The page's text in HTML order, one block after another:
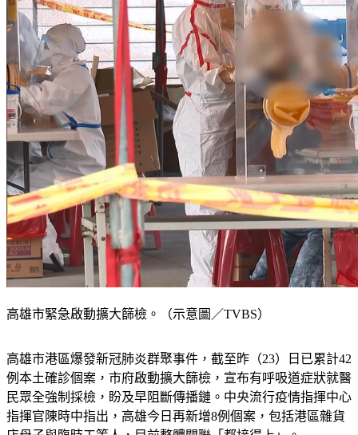
例本土確診個案，市府啟動擴大篩檢，宣布有呼吸道症狀就醫
民眾全強制採檢，盼及早阻斷傳播鏈。中央流行疫情指揮中心
指揮官陳時中指出，高雄今日再新增8例個案，包括港區雜貨
店母子與臨時工等人，目前整體關聯「都接得上」。